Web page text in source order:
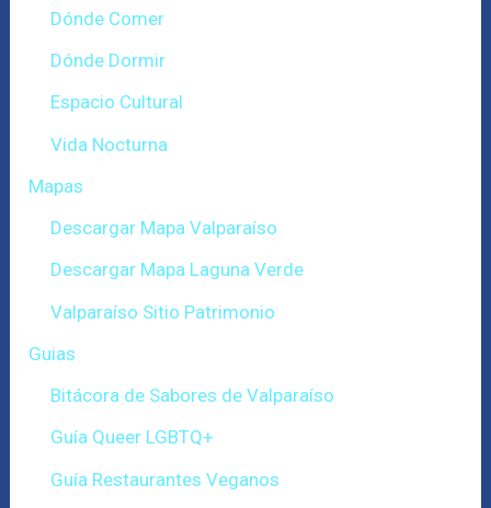
Dónde Comer
Dónde Dormir
Espacio Cultural
Vida Nocturna
Mapas
Descargar Mapa Valparaíso
Descargar Mapa Laguna Verde
Valparaíso Sitio Patrimonio
Guias
Bitácora de Sabores de Valparaíso
Guía Queer LGBTQ+
Guía Restaurantes Veganos